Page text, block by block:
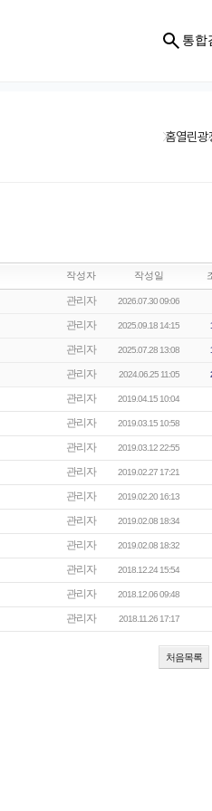
통합
홈열린광
작성자 작성일
관리자 2026.07.30 09:06
관리자 2025.09.18 14:15
관리자 2025.07.28 13:08
관리자 2024.06.25 11:05
관리자 2019.04.15 10:04
관리자 2019.03.15 10:58
관리자 2019.03.12 22:55
관리자 2019.02.27 17:21
관리자 2019.02.20 16:13
관리자 2019.02.08 18:34
관리자 2019.02.08 18:32
관리자 2018.12.24 15:54
관리자 2018.12.06 09:48
관리자 2018.11.26 17:17
처음목록